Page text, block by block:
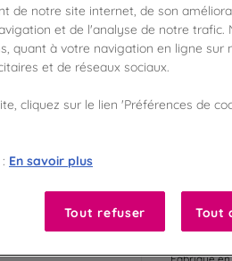
Frais de port
dès 50€ d'achat
avec notre
Liste des ingrédients
Fabriqué
de notre site internet, de son
et de l'analyse de notre trafic.
quant à votre navigation en ligne sur
et de réseaux sociaux.
cliquez sur le lien 'Préférences de
En savoir plus
Tout refuser Tout